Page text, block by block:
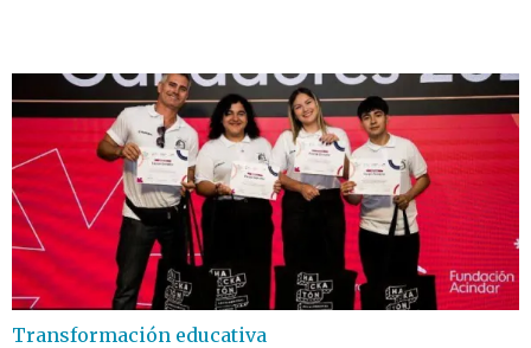
Transformación educativa